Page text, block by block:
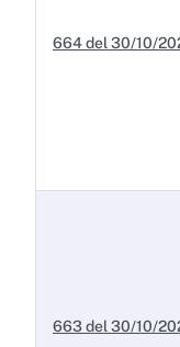
664 del 30/10/
663 del 30/10/